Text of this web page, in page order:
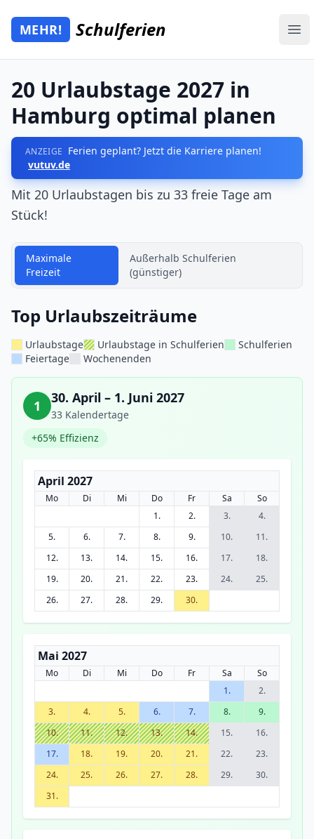
Zum Hauptinhalt springen
Mehr Schulferien
MEHR! Schulferien
20 Urlaubstage 2027 in
Hamburg optimal planen
ANZEIGE Ferien geplant? Jetzt die Karriere planen!
vutuv.de
Mit 20 Urlaubstagen bis zu 33 freie Tage am
Stück!
Maximale
Freizeit
Außerhalb Schulferien
(günstiger)
Top Urlaubszeiträume
Urlaubstage Urlaubstage in Schulferien
Schulferien
Feiertage
Wochenenden
1 30. April – 1. Juni 2027
33 Kalendertage
+65% Effizienz
April 2027
Mo Di Mi Do Fr Sa
So
1.
2. 3.
4.
5.
6. 7. 8. 9. 10.
11.
12.
13. 14. 15. 16. 17.
18.
19.
20. 21. 22. 23. 24.
25.
26.
27. 28. 29. 30.
Mai 2027
Mo Di Mi Do Fr Sa
So
1.
2.
3.
4. 5. 6. 7. 8.
9.
10.
11. 12. 13. 14. 15.
16.
17.
18. 19. 20. 21. 22.
23.
24.
25. 26. 27. 28. 29.
30.
31.